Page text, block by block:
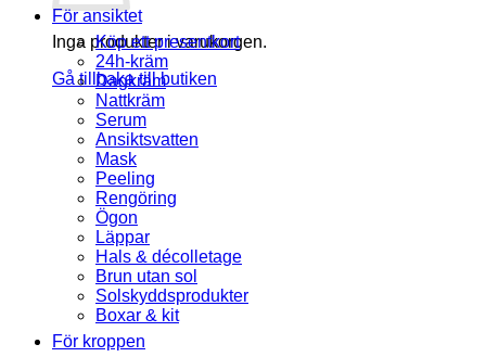
Inga produkter i varukorgen.
Gå tillbaka till butiken
För ansiktet
Köp ett presentkort
24h-kräm
Dagkräm
Nattkräm
Serum
Ansiktsvatten
Mask
Peeling
Rengöring
Ögon
Läppar
Hals & décolletage
Brun utan sol
Solskyddsprodukter
Boxar & kit
För kroppen